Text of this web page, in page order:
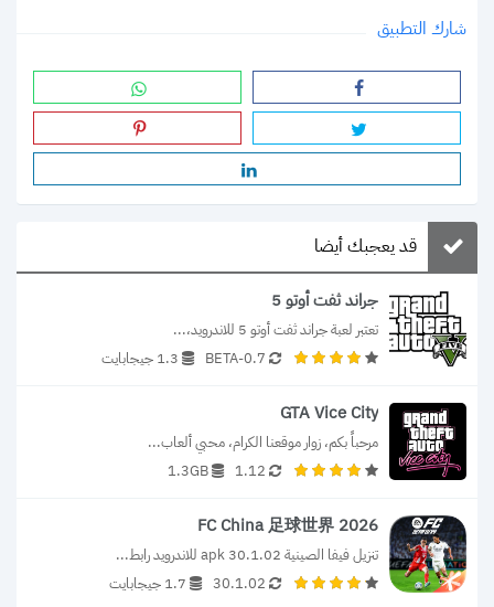
شارك التطبيق
قد يعجبك أيضا
جراند ثفت أوتو 5
تعتبر لعبة جراند ثفت أوتو 5 للاندرويد،...
0.7-BETA
1.3 جيجابايت
GTA Vice City
مرحباً بكم، زوار موقعنا الكرام، محبي ألعاب...
1.12
1.3GB
FC China 足球世界 2026
تنزيل فيفا الصينية 30.1.02 apk للاندرويد رابط...
30.1.02
1.7 جيجابايت